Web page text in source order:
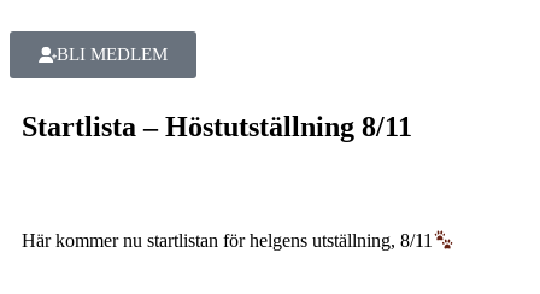
BLI MEDLEM
Startlista – Höstutställning 8/11
Här kommer nu startlistan för helgens utställning, 8/11